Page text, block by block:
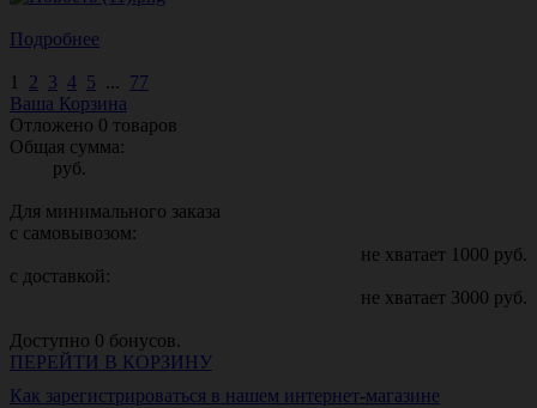
Подробнее
1 2 3 4 5 ... 77
Ваша Корзина
Отложено 0 товаров
Общая сумма:
руб.
Для минимального заказа
с самовывозом:
не хватает 1000 руб.
с доставкой:
не хватает 3000 руб.
Доступно 0 бонусов.
ПЕРЕЙТИ В КОРЗИНУ
Как зарегистрироваться в нашем интернет-магазине